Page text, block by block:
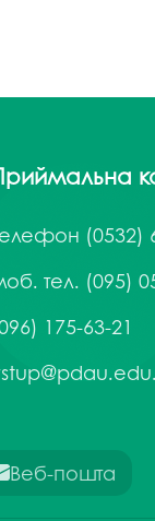
(0532)
тел. (095)
175-63-21
Веб-пошта